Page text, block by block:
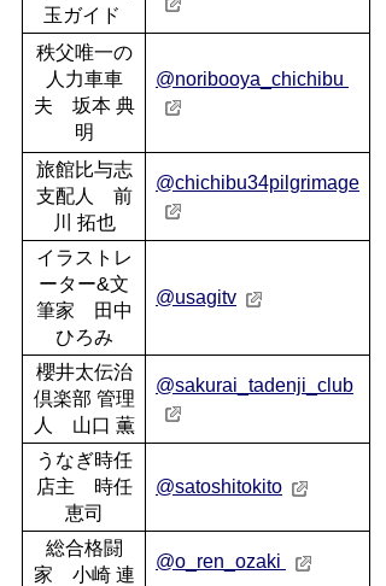
玉ガイド
秩父唯一の
人力車車
夫 坂本 典
明
@noribooya_chichibu
旅館比与志
支配人 前
川 拓也
@chichibu34pilgrimage
イラストレ
ーター&文
筆家 田中
ひろみ
@usagitv
櫻井太伝治
倶楽部 管理
人 山口 薫
@sakurai_tadenji_club
うなぎ時任
店主 時任
恵司
@satoshitokito
総合格闘
家 小崎 連
@o_ren_ozaki